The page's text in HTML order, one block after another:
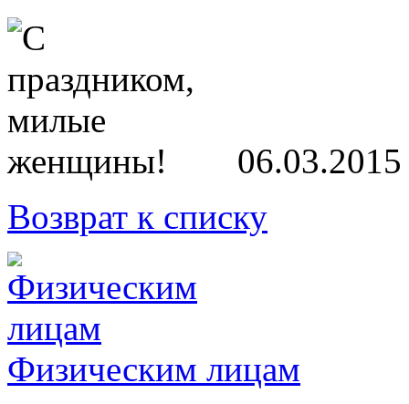
06.03.2015
Возврат к списку
Физическим лицам